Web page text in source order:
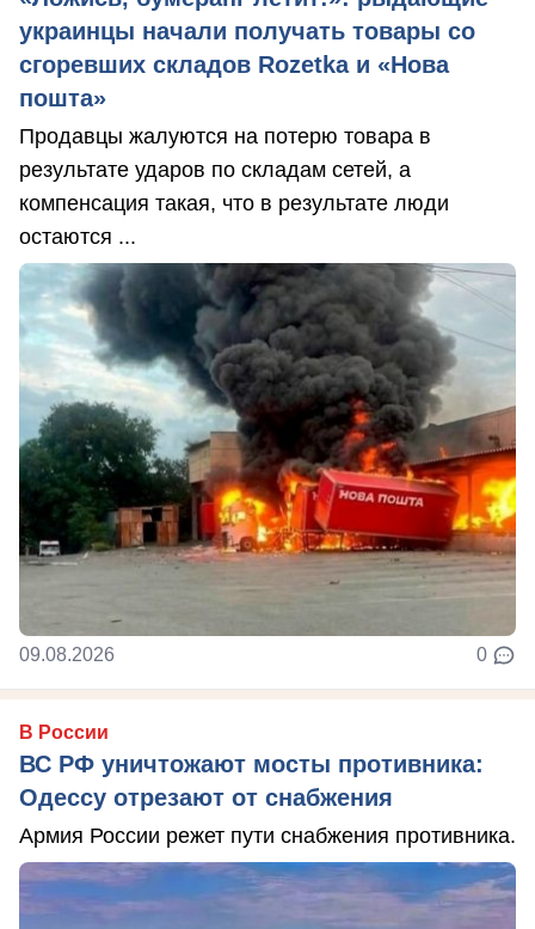
украинцы начали получать товары со
сгоревших складов Rozetka и «Нова
пошта»
Продавцы жалуются на потерю товара в
результате ударов по складам сетей, а
компенсация такая, что в результате люди
остаются ...
09.08.2026 0
В России
ВС РФ уничтожают мосты противника:
Одессу отрезают от снабжения
Армия России режет пути снабжения противника.